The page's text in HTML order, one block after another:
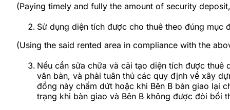
(Paying timely and fully the amount of security
Sử dụng diện tích được cho thuê theo đúng mục
(Using the said rented area in compliance with the
Nếu cần sửa chữa và cải tạo diện tích được thuê
văn bản, và phải tuân thủ các quy định về xây
đồng này chấm dứt hoặc khi Bên B bàn giao lại
trạng khi bàn giao và Bên B không được đòi bồi